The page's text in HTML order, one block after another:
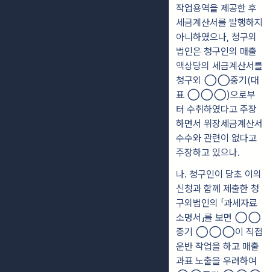
작업용역을 제공한 후
세금계산서를 발행하지
아니 하였으나, 청구외
법인은 청구인의 매출
액상당의 세금계산서를
청구외 ◯◯중기(대
표 ◯◯◯)으로부
터 수취하였다고 주장
하면서 위장세 금계산서
수수와 관련이 없다고
주장하고 있으나.
나. 청구인이 당초 이의
신청과 함께 제출한 청
구외법인의 「과세자료
소명서」를 보면 ◯◯
중기 ◯◯◯이 직접
운반 작업을 하고 매출
과표 노출을 우려하여